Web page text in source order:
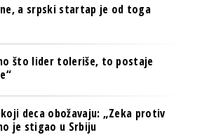
a srpski startap je od toga
što lider toleriše, to postaje
deca obožavaju: „Zeka protiv
je stigao u Srbiju